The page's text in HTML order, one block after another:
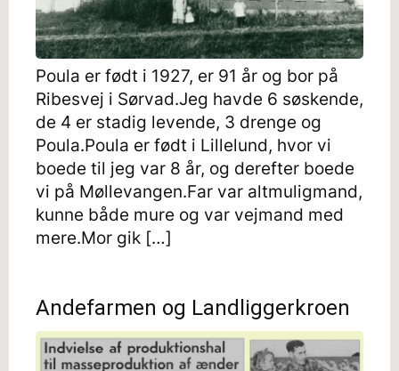
Poula er født i 1927, er 91 år og bor på
Ribesvej i Sørvad.Jeg havde 6 søskende,
de 4 er stadig levende, 3 drenge og
Poula.Poula er født i Lillelund, hvor vi
boede til jeg var 8 år, og derefter boede
vi på Møllevangen.Far var altmuligmand,
kunne både mure og var vejmand med
mere.Mor gik […]
Andefarmen og Landliggerkroen